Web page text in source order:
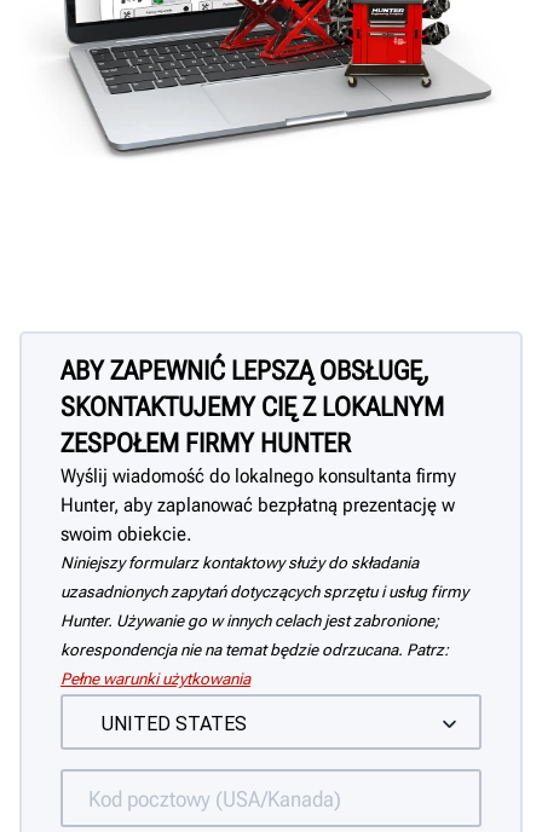
ABY ZAPEWNIĆ LEPSZĄ OBSŁUGĘ,
SKONTAKTUJEMY CIĘ Z LOKALNYM
ZESPOŁEM FIRMY HUNTER
Wyślij wiadomość do lokalnego konsultanta firmy
Hunter, aby zaplanować bezpłatną prezentację w
swoim obiekcie.
Niniejszy formularz kontaktowy służy do składania
uzasadnionych zapytań dotyczących sprzętu i usług firmy
Hunter. Używanie go w innych celach jest zabronione;
korespondencja nie na temat będzie odrzucana. Patrz:
Pełne warunki użytkowania